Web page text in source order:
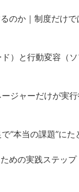
のか｜制度だけで
）と行動変容（
ージャーだけが実
“本当の課題”に
めの実践ステッ